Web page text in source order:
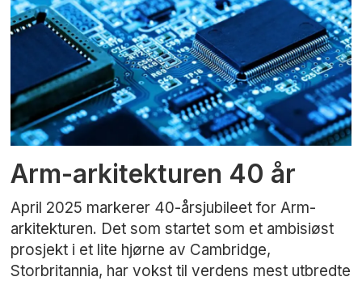
Arm-arkitekturen 40 år
April 2025 markerer 40-årsjubileet for Arm-
arkitekturen. Det som startet som et ambisiøst
prosjekt i et lite hjørne av Cambridge,
Storbritannia, har vokst til verdens mest utbredte